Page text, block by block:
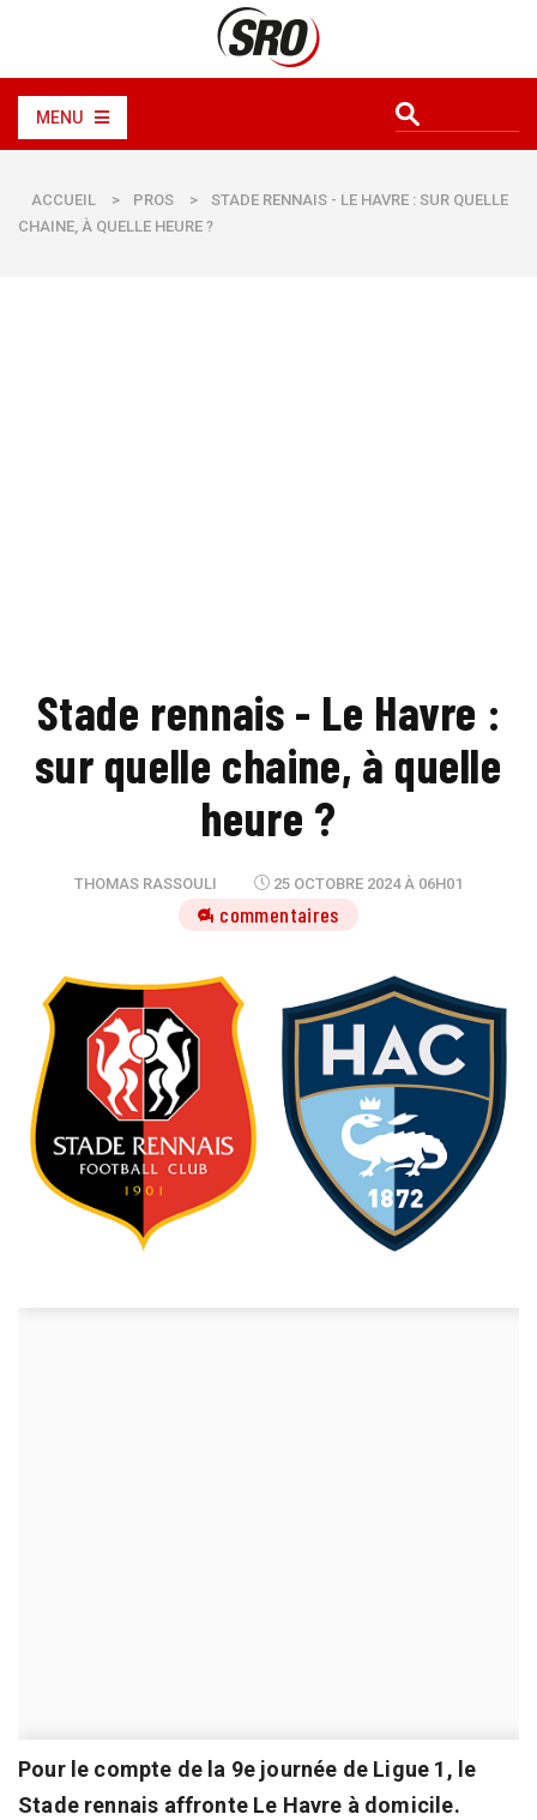
MENU
ACCUEIL > PROS >
STADE RENNAIS - LE HAVRE : SUR QUELLE
CHAINE, À QUELLE HEURE ?
Stade rennais - Le Havre :
sur quelle chaine, à quelle
heure ?
THOMAS RASSOULI 25 OCTOBRE 2024 À 06H01
4 commentaires
Pour le compte de la 9e journée de Ligue 1, le
Stade rennais affronte Le Havre à domicile.